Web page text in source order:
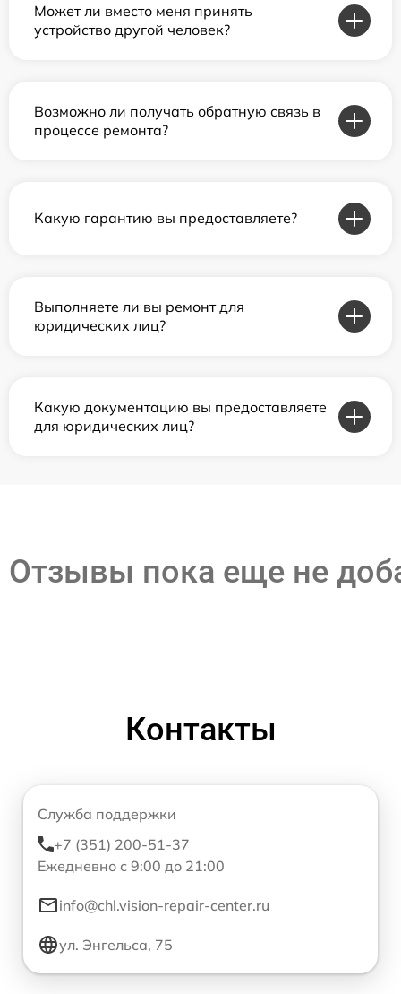
Может ли вместо меня принять
устройство другой человек?
Возможно ли получать обратную связь в
процессе ремонта?
Какую гарантию вы предоставляете?
Выполняете ли вы ремонт для
юридических лиц?
Какую документацию вы предоставляете
для юридических лиц?
Отзывы пока еще не
Контакты
Служба поддержки
+7 (351) 200-51-37
Ежедневно с 9:00 до 21:00
info@chl.vision-repair-center.ru
ул. Энгельса, 75